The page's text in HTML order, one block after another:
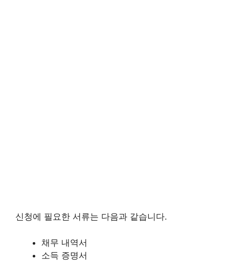
신청에 필요한 서류는 다음과 같습니다.
채무 내역서
소득 증명서